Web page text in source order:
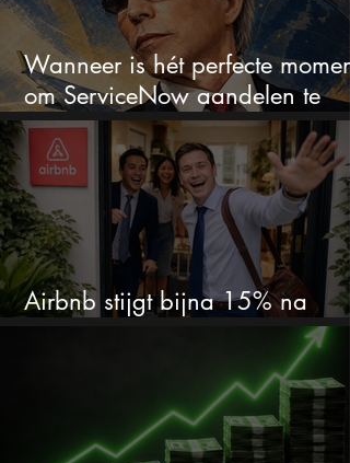
Wanneer is hét perfecte moment
om ServiceNow aandelen te
kopen?
Airbnb stijgt bijna 15% na
cijfers: vooral dit AI-cijfer valt op